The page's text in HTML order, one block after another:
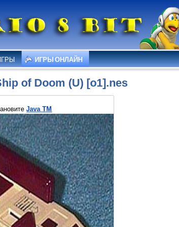
ИГРЫ ОНЛАЙН
of Doom (U) [o1].nes
Java TM